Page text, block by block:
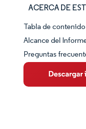
ACERCA DE
Panorama del
Visión General
Tendencias
Tabla de contenido
Alcance del
Preguntas